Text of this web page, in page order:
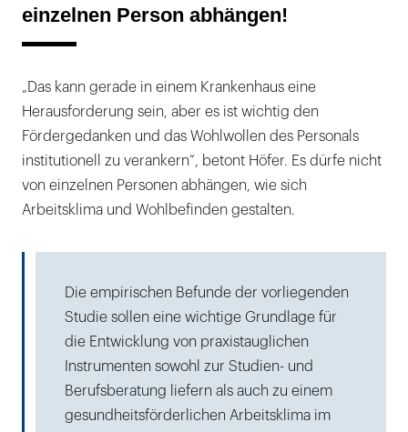
einzelnen Person abhängen!
„Das kann gerade in einem Krankenhaus eine
Herausforderung sein, aber es ist wichtig den
Fördergedanken und das Wohlwollen des Personals
institutionell zu verankern“, betont Höfer. Es dürfe nicht
von einzelnen Personen abhängen, wie sich
Arbeitsklima und Wohlbefinden gestalten.
Die empirischen Befunde der vorliegenden
Studie sollen eine wichtige Grundlage für
die Entwicklung von praxistauglichen
Instrumenten sowohl zur Studien- und
Berufsberatung liefern als auch zu einem
gesundheitsförderlichen Arbeitsklima im